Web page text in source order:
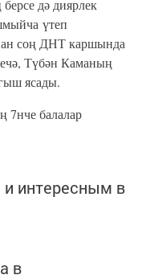
дә диярлек
үтеп
соң ДНТ каршында
Түбән Каманың
ясады.
7нче балалар
интересным в
в